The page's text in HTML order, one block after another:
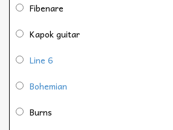
Fibenare
Kapok guitar
Line 6
Bohemian
Burns